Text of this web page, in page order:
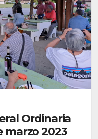
Ordinaria
marzo 2023